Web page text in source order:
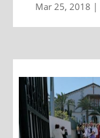
Mar 25, 2018 |